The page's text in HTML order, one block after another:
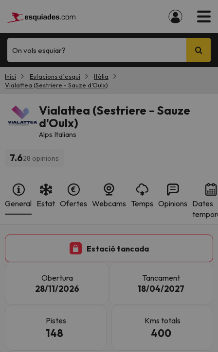
On vols esquiar?
Inici Estacions d´esquí
Itàlia
Vialattea (Sestriere - Sauze d'Oulx)
Vialattea (Sestriere - Sauze
d'Oulx)
Alps Italians
7.628 opinions
General Estat Ofertes Webcams Temps Opinions Dates
Estació tancada
Obertura
28/11/2026
Tancament
18/04/2027
Pistes
148
Kms totals
400